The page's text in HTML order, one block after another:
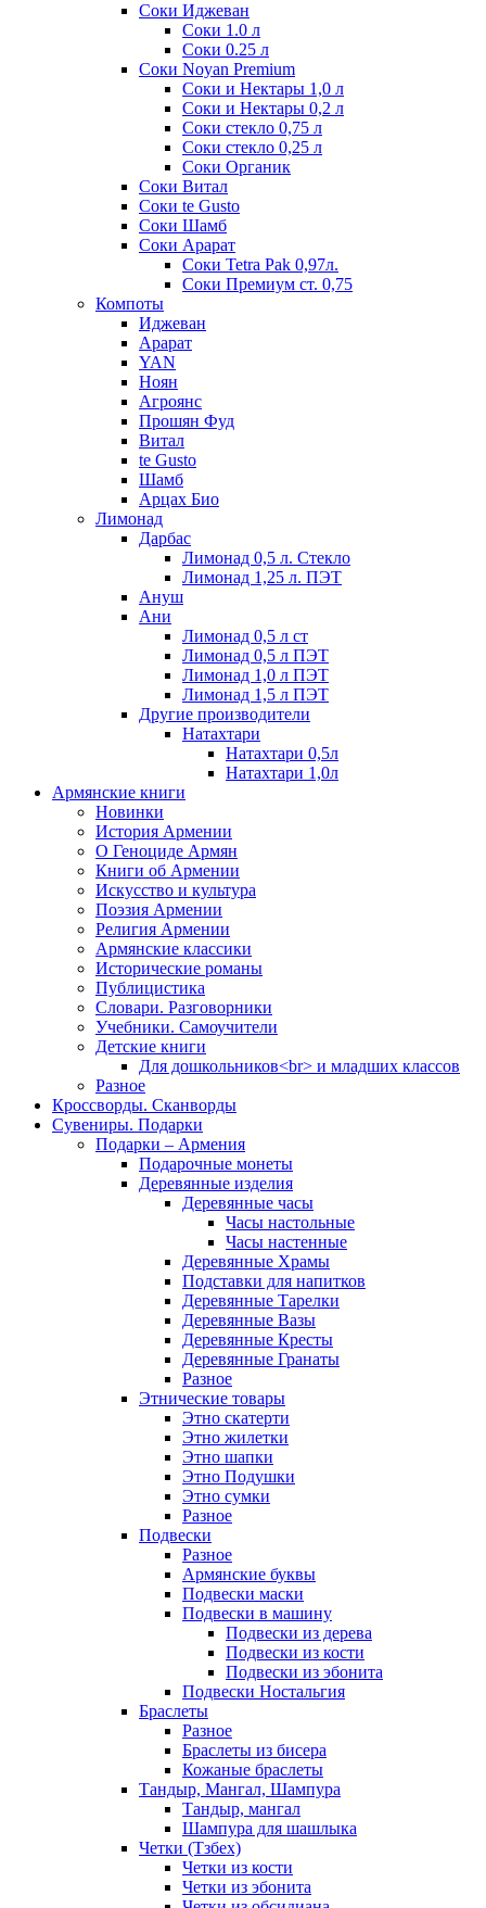
Соки Иджеван
Соки 1.0 л
Соки 0.25 л
Соки Noyan Premium
Соки и Нектары 1,0 л
Соки и Нектары 0,2 л
Соки стекло 0,75 л
Соки стекло 0,25 л
Соки Органик
Соки Витал
Соки te Gusto
Соки Шамб
Соки Арарат
Соки Tetra Pak 0,97л.
Соки Премиум ст. 0,75
Компоты
Иджеван
Арарат
YAN
Ноян
Агроянс
Прошян Фуд
Витал
te Gusto
Шамб
Арцах Био
Лимонад
Дарбас
Лимонад 0,5 л. Стекло
Лимонад 1,25 л. ПЭТ
Ануш
Ани
Лимонад 0,5 л ст
Лимонад 0,5 л ПЭТ
Лимонад 1,0 л ПЭТ
Лимонад 1,5 л ПЭТ
Другие производители
Натахтари
Натахтари 0,5л
Натахтари 1,0л
Армянские книги
Новинки
История Армении
О Геноциде Армян
Книги об Армении
Иcкусство и культура
Поэзия Армении
Религия Армении
Армянские классики
Исторические романы
Публицистика
Словари. Разговорники
Учебники. Самоучители
Детские книги
Для дошкольников<br> и младших классов
Разное
Кроссворды. Сканворды
Сувениры. Подарки
Подарки – Армения
Подарочные монеты
Деревянные изделия
Деревянные часы
Часы настольные
Часы настенные
Деревянные Храмы
Подставки для напитков
Деревянные Тарелки
Деревянные Вазы
Деревянные Кресты
Деревянные Гранаты
Разное
Этнические товары
Этно скатерти
Этно жилетки
Этно шапки
Этно Подушки
Этно сумки
Разное
Подвески
Разное
Армянские буквы
Подвески маски
Подвески в машину
Подвески из дерева
Подвески из кости
Подвески из эбонита
Подвески Ностальгия
Браслеты
Разное
Браслеты из бисера
Кожаные браслеты
Тандыр, Мангал, Шампура
Тандыр, мангал
Шампура для шашлыка
Четки (Тзбех)
Четки из кости
Четки из эбонита